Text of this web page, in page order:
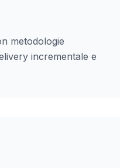
metodologie
incrementale e